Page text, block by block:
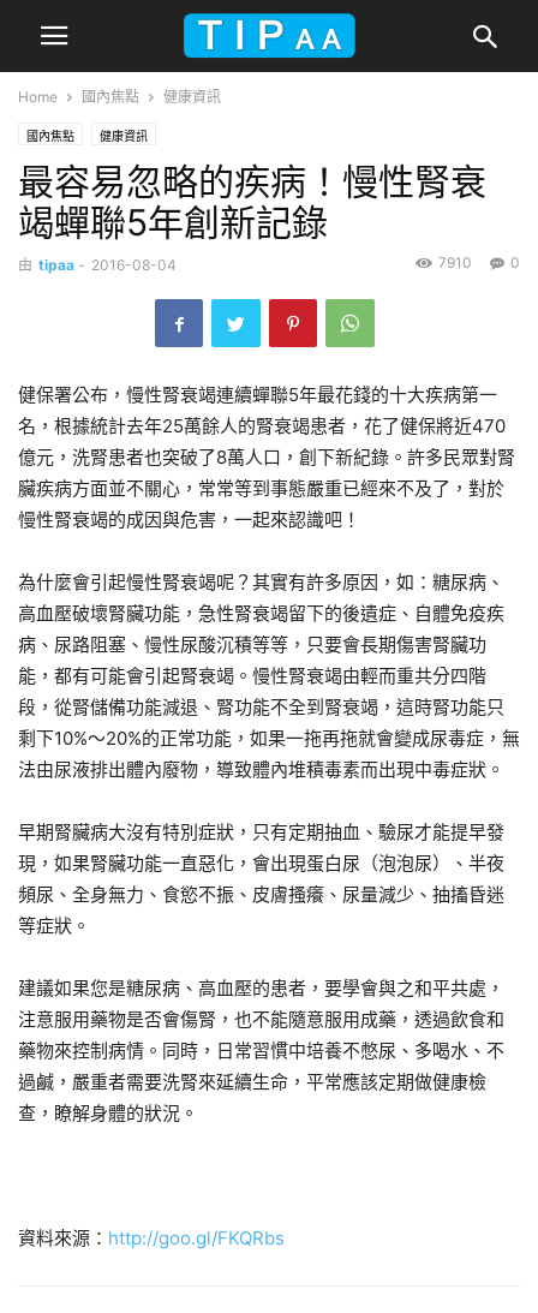
Home 國內焦點 健康資訊
國內焦點 健康資訊
最容易忽略的疾病！慢性腎衰
竭蟬聯5年創新記錄
由 tipaa - 2016-08-04 0
7910
健保署公布，慢性腎衰竭連續蟬聯5年最花錢的十大疾病第一
名，根據統計去年25萬餘人的腎衰竭患者，花了健保將近470
億元，洗腎患者也突破了8萬人口，創下新紀錄。許多民眾對腎
臟疾病方面並不關心，常常等到事態嚴重已經來不及了，對於
慢性腎衰竭的成因與危害，一起來認識吧！
為什麼會引起慢性腎衰竭呢？其實有許多原因，如：糖尿病、
高血壓破壞腎臟功能，急性腎衰竭留下的後遺症、自體免疫疾
病、尿路阻塞、慢性尿酸沉積等等，只要會長期傷害腎臟功
能，都有可能會引起腎衰竭。慢性腎衰竭由輕而重共分四階
段，從腎儲備功能減退、腎功能不全到腎衰竭，這時腎功能只
剩下10%～20%的正常功能，如果一拖再拖就會變成尿毒症，無
法由尿液排出體內廢物，導致體內堆積毒素而出現中毒症狀。
早期腎臟病大沒有特別症狀，只有定期抽血、驗尿才能提早發
現，如果腎臟功能一直惡化，會出現蛋白尿（泡泡尿）、半夜
頻尿、全身無力、食慾不振、皮膚搔癢、尿量減少、抽搐昏迷
等症狀。
建議如果您是糖尿病、高血壓的患者，要學會與之和平共處，
注意服用藥物是否會傷腎，也不能隨意服用成藥，透過飲食和
藥物來控制病情。同時，日常習慣中培養不憋尿、多喝水、不
過鹹，嚴重者需要洗腎來延續生命，平常應該定期做健康檢
查，瞭解身體的狀況。
資料來源： http://goo.gl/FKQRbs